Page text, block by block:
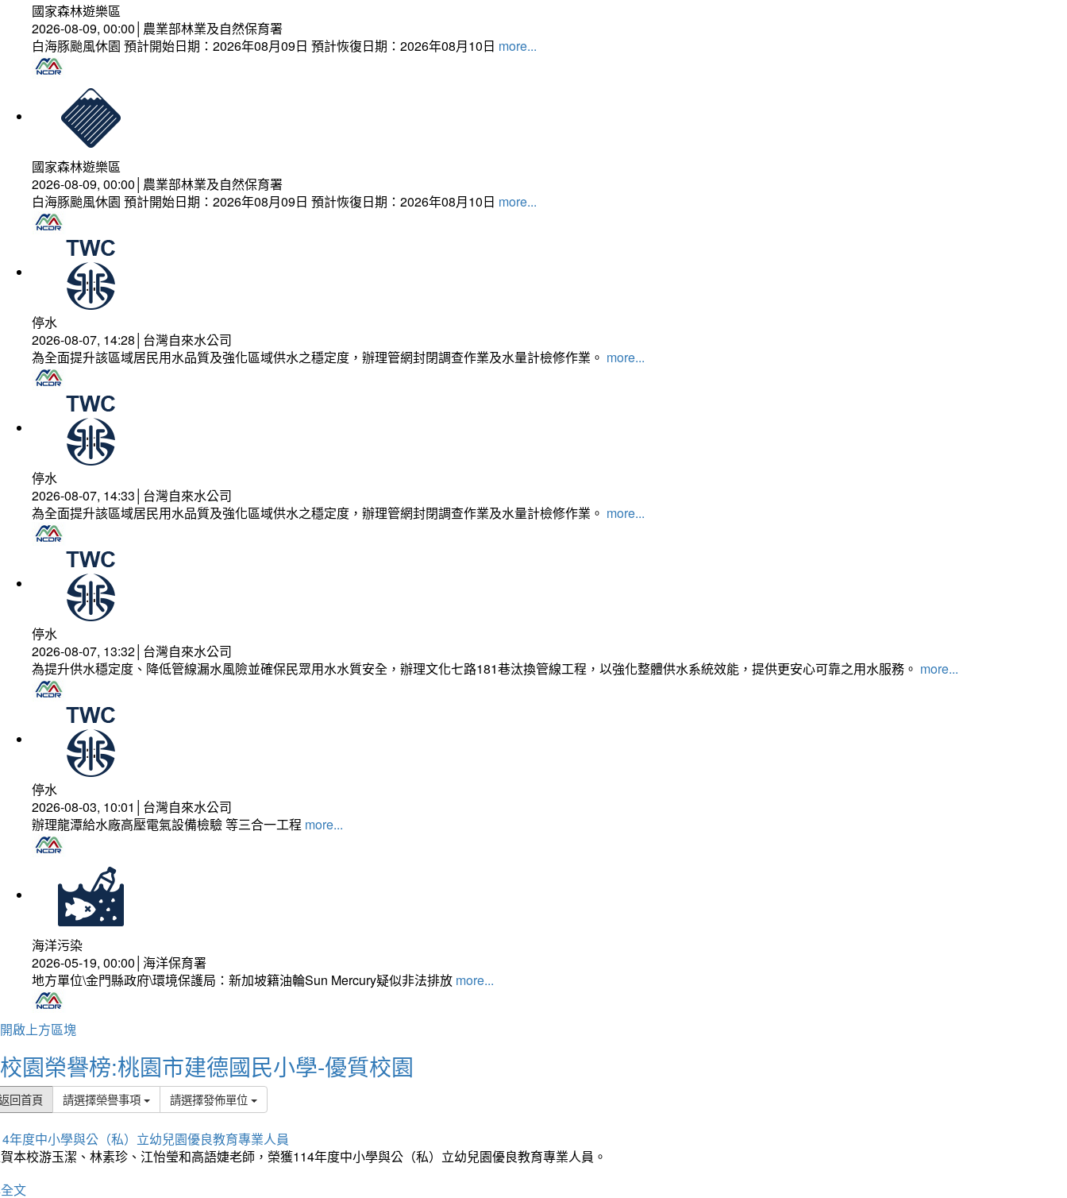
國家森林遊樂區
2026-08-09, 00:00│農業部林業及自然保育署
白海豚颱風休園 預計開始日期：2026年08月09日 預計恢復日期：2026年08月10日 more...
國家森林遊樂區
2026-08-09, 00:00│農業部林業及自然保育署
白海豚颱風休園 預計開始日期：2026年08月09日 預計恢復日期：2026年08月10日 more...
停水
2026-08-07, 14:28│台灣自來水公司
為全面提升該區域居民用水品質及強化區域供水之穩定度，辦理管網封閉調查作業及水量計檢修作業。 more...
停水
2026-08-07, 14:33│台灣自來水公司
為全面提升該區域居民用水品質及強化區域供水之穩定度，辦理管網封閉調查作業及水量計檢修作業。 more...
停水
2026-08-07, 13:32│台灣自來水公司
為提升供水穩定度、降低管線漏水風險並確保民眾用水水質安全，辦理文化七路181巷汰換管線工程，以強化整體供水系統效能，提供更安心可靠之用水服務。 more...
停水
2026-08-03, 10:01│台灣自來水公司
辦理龍潭給水廠高壓電氣設備檢驗 等三合一工程 more...
海洋污染
2026-05-19, 00:00│海洋保育署
地方單位\金門縣政府\環境保護局：新加坡籍油輪Sun Mercury疑似非法排放 more...
開啟上方區塊
校園榮譽榜:桃園市建德國民小學-優質校園
回首頁 請選擇榮譽事項 請選擇發佈單位
年度中小學與公（私）立幼兒園優良教育專業人員
本校游玉潔、林素珍、江怡瑩和高語婕老師，榮獲114年度中小學與公（私）立幼兒園優良教育專業人員。
文